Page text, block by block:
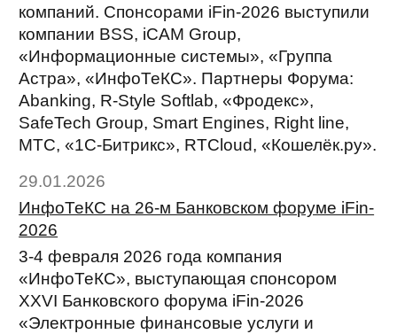
компаний. Спонсорами iFin-2026 выступили
компании BSS, iCAM Group,
«Информационные системы», «Группа
Астра», «ИнфоТеКС». Партнеры Форума:
Abanking, R-Style Softlab, «Фродекс»,
SafeTech Group, Smart Engines, Right line,
МТС, «1С-Битрикс», RTCloud, «Кошелёк.ру».
29.01.2026
ИнфоТеКС на 26-м Банковском форуме iFin-
2026
3-4 февраля 2026 года компания
«ИнфоТеКС», выступающая спонсором
XXVI Банковского форума iFin-2026
«Электронные финансовые услуги и